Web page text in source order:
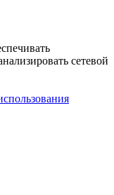
сетевой